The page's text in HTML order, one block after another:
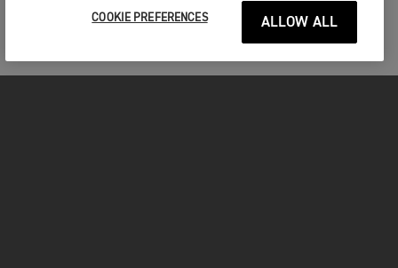
COOKIE PREFERENCES ALLOW ALL